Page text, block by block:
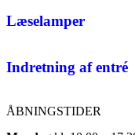
Læselamper
Indretning af entré
ÅBNINGSTIDER